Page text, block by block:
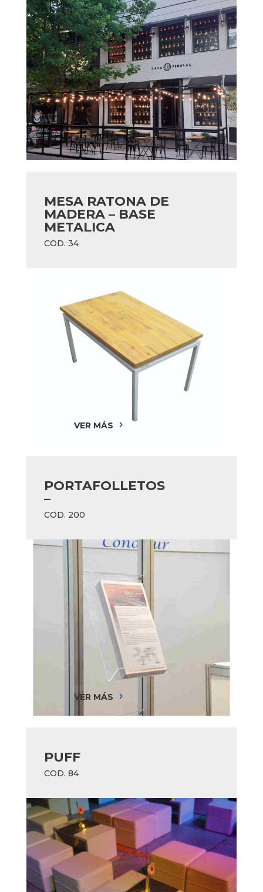
VER MÁS5
MESA RATONA DE
MADERA – BASE
METALICA
COD. 34
VER MÁS 5
PORTAFOLLETOS
–
COD. 200
VER MÁS 5
PUFF
COD. 84